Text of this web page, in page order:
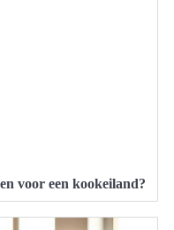
voor een kookeiland?